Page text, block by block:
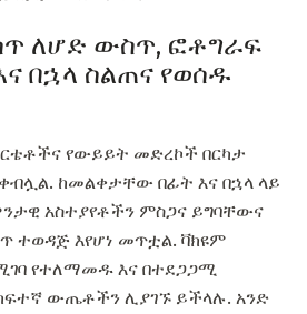
ለሆድ ውስጥ, ፎቶግራፍ
በኋላ ስልጠና የወሰዱ
የውይይት መድረኮች በርካታ
ከመልቀታቸው በፊት እና በኋላ ላይ
አስተያየቶችን ምስጋና ይግባቸውና
ተወዳጅ እየሆነ መጥቷል. ቫክዩም
የተለማመዱ እና በተደጋጋሚ
ውጤቶችን ሊያገኙ ይችላሉ. አንድ